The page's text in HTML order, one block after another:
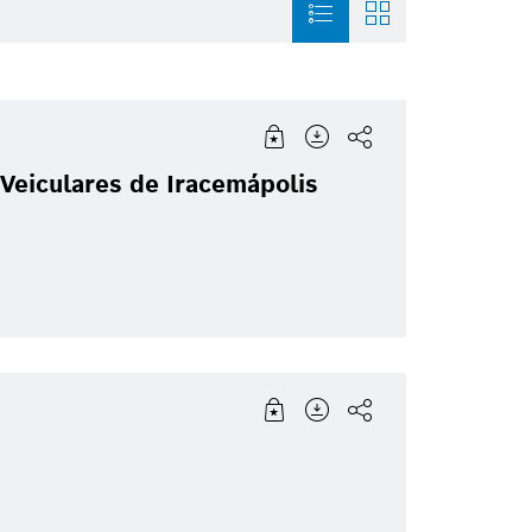
Trabalhe na Bosch
Building
Soluções para a Mobilidade
de Iracemápolis